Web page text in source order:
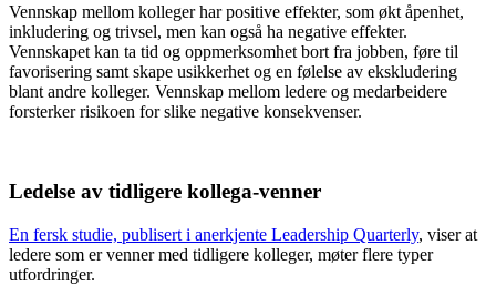
Vennskap mellom kolleger har positive effekter, som økt åpenhet,
inkludering og trivsel, men kan også ha negative effekter.
Vennskapet kan ta tid og oppmerksomhet bort fra jobben, føre til
favorisering samt skape usikkerhet og en følelse av ekskludering
blant andre kolleger. Vennskap mellom ledere og medarbeidere
forsterker risikoen for slike negative konsekvenser.
Ledelse av tidligere kollega-venner
En fersk studie, publisert i anerkjente Leadership Quarterly, viser at
ledere som er venner med tidligere kolleger, møter flere typer
utfordringer.